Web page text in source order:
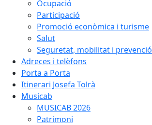
Ocupació
Participació
Promoció econòmica i turisme
Salut
Seguretat, mobilitat i prevenció
Adreces i telèfons
Porta a Porta
Itinerari Josefa Tolrà
Musicab
MUSICAB 2026
Patrimoni